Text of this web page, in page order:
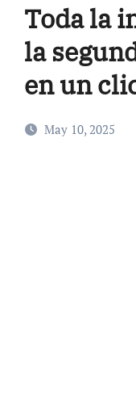
Toda la
la
en un
May 10, 2025